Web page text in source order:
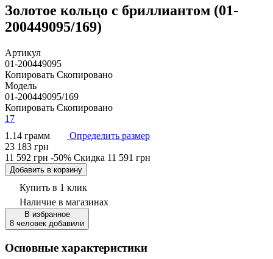
Золотое кольцо с бриллиантом (01-
200449095/169)
Артикул
01-200449095
Копировать Скопировано
Модель
01-200449095/169
Копировать Скопировано
17
1.14 грамм
Определить размер
23 183 грн
11 592 грн -50% Скидка 11 591 грн
Добавить в корзину
Купить в 1 клик
Наличие в магазинах
В избранное
8 человек добавили
Основные характеристики